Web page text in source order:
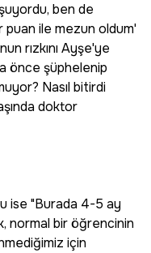
ben de
puan ile mezun oldum'
rızkını Ayşe'ye
önce şüphelenip
Nasıl bitirdi
doktor
ise "Burada 4-5 ay
normal bir öğrencinin
için